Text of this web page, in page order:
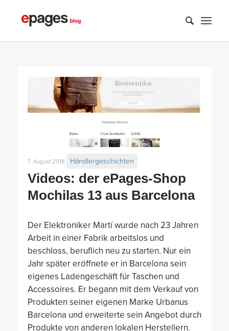
Videos: der ePages-Shop
Mochilas 13 aus Barcelona
7. August 2018 Händlergeschichten
Der Elektroniker Martí wurde nach 23 Jahren
Arbeit in einer Fabrik arbeitslos und
beschloss, beruflich neu zu starten. Nur ein
Jahr später eröffnete er in Barcelona sein
eigenes Ladengeschäft für Taschen und
Accessoires. Er begann mit dem Verkauf von
Produkten seiner eigenen Marke Urbanus
Barcelona und erweiterte sein Angebot durch
Produkte von anderen lokalen Herstellern.